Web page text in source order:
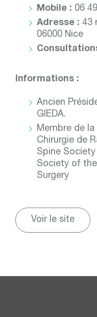
Mobile : 06
Adresse :43
06000 Nice
Informations :
Ancien
GIEDA.
Membre de
Chirurgie de
Spine Society
Society of
Surgery
Voir le site